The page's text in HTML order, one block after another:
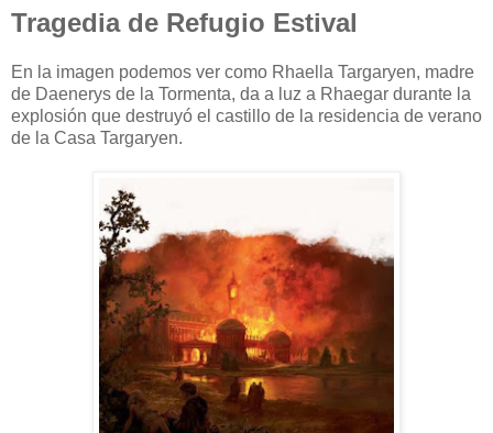
Tragedia de Refugio Estival
En la imagen podemos ver como Rhaella Targaryen, madre
de Daenerys de la Tormenta, da a luz a Rhaegar durante la
explosión que destruyó el castillo de la residencia de verano
de la Casa Targaryen.